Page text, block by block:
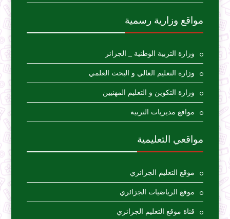
مواقع وزارية رسمية
وزارة التربية الوطنية _ الجزائر
وزارة التعليم العالي و البحث العلمي
وزارة التكوين و التعليم المهنيين
مواقع مديريات التربية
مواقعي التعليمية
موقع التعليم الجزائري
موقع الرياضيات الجزائري
قناة موقع التعليم الجزائري